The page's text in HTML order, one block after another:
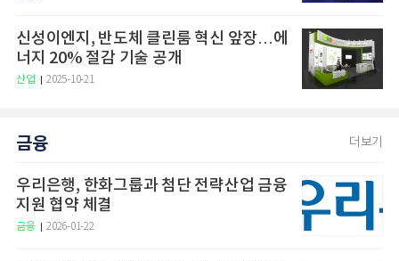
신성이엔지, 반도체 클린룸 혁신 앞장…에
너지 20% 절감 기술 공개
산업 2025-10-21
금융 더보기
우리은행, 한화그룹과 첨단 전략산업 금융
지원 협약 체결
금융 2026-01-22